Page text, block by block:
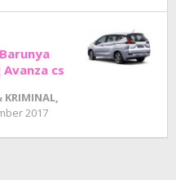
cs
KRIMINAL,
2017
Junaedi